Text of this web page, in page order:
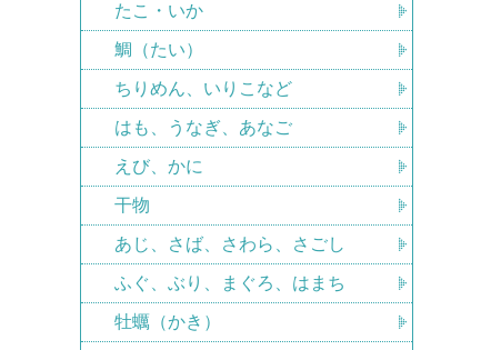
たこ・いか
鯛（たい）
ちりめん、いりこなど
はも、うなぎ、あなご
えび、かに
干物
あじ、さば、さわら、さごし
ふぐ、ぶり、まぐろ、はまち
牡蠣（かき）